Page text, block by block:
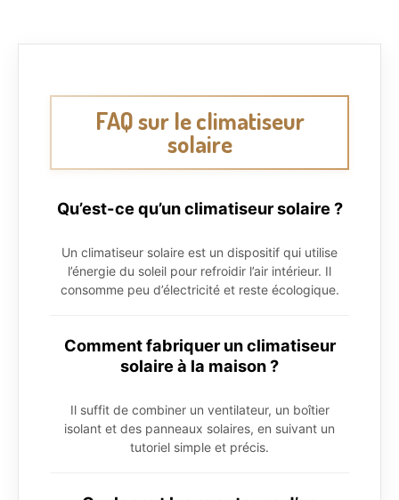
FAQ sur le climatiseur
solaire
Qu’est-ce qu’un climatiseur solaire ?
Un climatiseur solaire est un dispositif qui utilise
l’énergie du soleil pour refroidir l’air intérieur. Il
consomme peu d’électricité et reste écologique.
Comment fabriquer un climatiseur
solaire à la maison ?
Il suffit de combiner un ventilateur, un boîtier
isolant et des panneaux solaires, en suivant un
tutoriel simple et précis.